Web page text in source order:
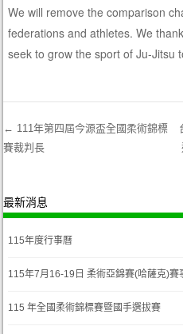
We will remove the comparison
federations and athletes. We
seek to grow the sport of Ju-Jitsu
Post navigation
← 111年第四屆今源盃全國柔術錦標
賽裁判長
最新消息
115年度行事曆
115年7月16-19日 柔術亞錦賽(哈薩克)賽
115 年全國柔術錦標賽暨國手選拔賽